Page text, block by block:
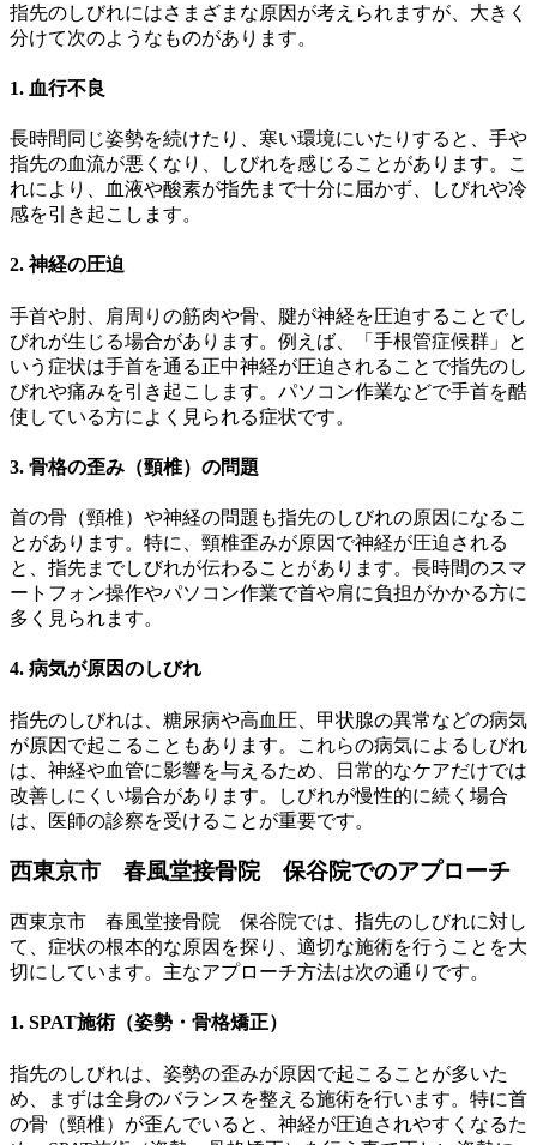
指先のしびれにはさまざまな原因が考えられますが、大きく
分けて次のようなものがあります。
1. 血行不良
長時間同じ姿勢を続けたり、寒い環境にいたりすると、手や
指先の血流が悪くなり、しびれを感じることがあります。こ
れにより、血液や酸素が指先まで十分に届かず、しびれや冷
感を引き起こします。
2. 神経の圧迫
手首や肘、肩周りの筋肉や骨、腱が神経を圧迫することでし
びれが生じる場合があります。例えば、「手根管症候群」と
いう症状は手首を通る正中神経が圧迫されることで指先のし
びれや痛みを引き起こします。パソコン作業などで手首を酷
使している方によく見られる症状です。
3. 骨格の歪み（頸椎）の問題
首の骨（頸椎）や神経の問題も指先のしびれの原因になるこ
とがあります。特に、頸椎歪みが原因で神経が圧迫される
と、指先までしびれが伝わることがあります。長時間のスマ
ートフォン操作やパソコン作業で首や肩に負担がかかる方に
多く見られます。
4. 病気が原因のしびれ
指先のしびれは、糖尿病や高血圧、甲状腺の異常などの病気
が原因で起こることもあります。これらの病気によるしびれ
は、神経や血管に影響を与えるため、日常的なケアだけでは
改善しにくい場合があります。しびれが慢性的に続く場合
は、医師の診察を受けることが重要です。
西東京市 春風堂接骨院 保谷院でのアプローチ
西東京市 春風堂接骨院 保谷院では、指先のしびれに対し
て、症状の根本的な原因を探り、適切な施術を行うことを大
切にしています。主なアプローチ方法は次の通りです。
1. SPAT施術（姿勢・骨格矯正）
指先のしびれは、姿勢の歪みが原因で起こることが多いた
め、まずは全身のバランスを整える施術を行います。特に首
の骨（頸椎）が歪んでいると、神経が圧迫されやすくなるた